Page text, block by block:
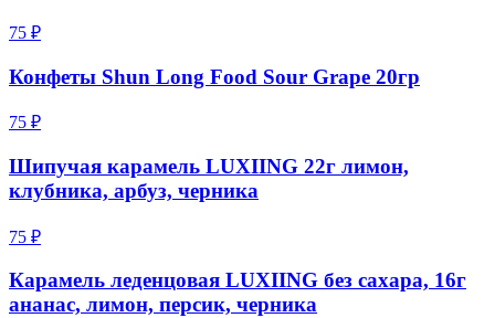
75 ₽
Конфеты Shun Long Food Sour Grape 20гр
75 ₽
Шипучая карамель LUXIING 22г лимон,
клубника, арбуз, черника
75 ₽
Карамель леденцовая LUXIING без сахара, 16г
ананас, лимон, персик, черника